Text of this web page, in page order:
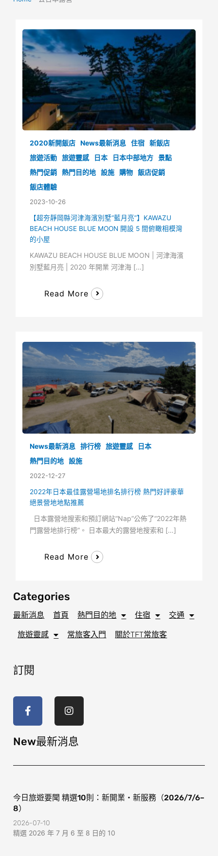
2020新開飯店 News最新消息 住宿 新飯店
旅遊活動 旅遊靈感 日本 日本中部地方 景點
熱門促銷 熱門目的地 設施 購物 飯店促銷
飯店體驗
2023-10-26
【超夯靜岡縣河津海濱別墅“藍月亮”】KAWAZU
BEACH HOUSE BLUE MOON 開設 5 間俯瞰相模灣
的小屋
KAWAZU BEACH HOUSE BLUE MOON | 河津海濱
別墅藍月亮 | 2020 年開業 河津海 […]
Read More
News最新消息 排行榜 旅遊靈感
日本
熱門目的地 設施
2022-12-27
2022年日本最佳露營場地排名排行榜 熱門好評豪華
絕景營地地點推薦
日本露營地搜索和預訂網站“Nap”公佈了“2022年熱
門露營地排行榜”。 日本最大的露營地搜索和 […]
Read More
Categories
最新消息 首頁 熱門目的地 住宿 交通
旅遊靈感 常旅客入門 關於TFT常旅客
訂閱
c
o
-
s
g
r
m
New最新消息
今日旅遊要聞 精選10則：新開業・新服務（2026/7/6–
8）
2026-07-10
精選 2026 年 7 月 6 至 8 日的 10